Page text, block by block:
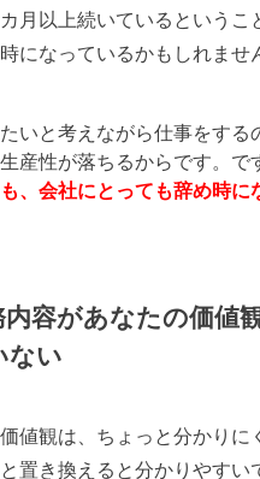
月以上続いているというこ
になっているかもしれませ
いと考えながら仕事をする
産性が落ちるからです。で
、会社にとっても辞め時に
容があなたの価値
ない
値観は、ちょっと分かりに
置き換えると分かりやすい